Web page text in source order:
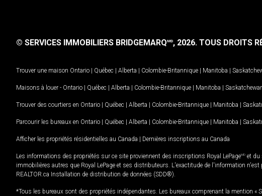
© SERVICES IMMOBILIERS BRIDGEMARQMD, 2026. TOUS DROITS
Trouver une maison Ontario | Québec | Alberta | Colombie-Britannique | Manitoba |
Maisons à louer - Ontario | Québec | Alberta | Colombie-Britannique | Manitoba |
Trouver des courtiers en Ontario | Québec | Alberta | Colombie-Britannique | Manitoba |
Parcourir les bureaux en Ontario | Québec | Alberta | Colombie-Britannique | Manitoba |
Afficher les propriétés résidentielles au Canada | Dernières inscriptions au Canada
Les informations des propriétés sur ce site proviennent des inscriptions Royal LePageMD et du
immobilières autres que Royal LePage et ses distributeurs. L'exactitude de l'information
REALTOR.ca Installation de distribution de données (SDD®).
*Tous les bureaux sont des propriétés indépendantes. Les bureaux comprenant la mention «